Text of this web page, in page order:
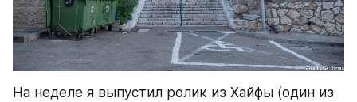
На неделе я выпустил ролик из Хайфы (один из